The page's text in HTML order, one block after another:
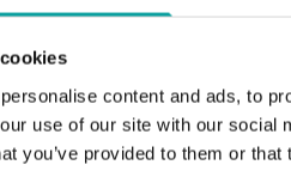
content and ads, to
use of our site with our
you’ve provided to them or